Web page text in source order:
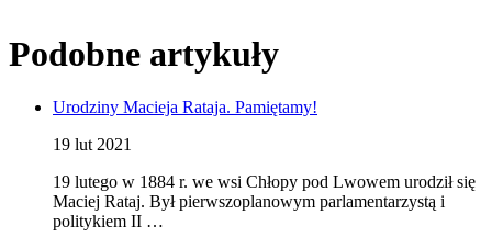
Podobne artykuły
Urodziny Macieja Rataja. Pamiętamy!
19 lut 2021
19 lutego w 1884 r. we wsi Chłopy pod Lwowem urodził się
Maciej Rataj. Był pierwszoplanowym parlamentarzystą i
politykiem II …